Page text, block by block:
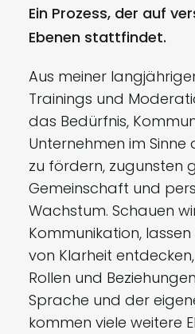
Ein Prozess, der auf
Ebenen stattfindet.
Aus meiner
Trainings und
das Bedürfnis,
Unternehmen im
zu fördern, zugunsten
Gemeinschaft und
Wachstum. Schauen
Kommunikation, lassen
von Klarheit
Rollen und
Sprache und der
kommen viele weitere